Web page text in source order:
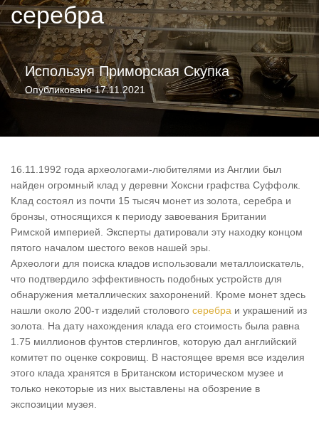
серебра
ИспользуяПриморская Скупка
Опубликовано17.11.2021
16.11.1992 года археологами-любителями из Англии был
найден огромный клад у деревни Хоксни графства Суффолк.
Клад состоял из почти 15 тысяч монет из золота, серебра и
бронзы, относящихся к периоду завоевания Британии
Римской империей. Эксперты датировали эту находку концом
пятого началом шестого веков нашей эры.
Археологи для поиска кладов использовали металлоискатель,
что подтвердило эффективность подобных устройств для
обнаружения металлических захоронений. Кроме монет здесь
нашли около 200-т изделий столового серебра и украшений из
золота. На дату нахождения клада его стоимость была равна
1.75 миллионов фунтов стерлингов, которую дал английский
комитет по оценке сокровищ. В настоящее время все изделия
этого клада хранятся в Британском историческом музее и
только некоторые из них выставлены на обозрение в
экспозиции музея.